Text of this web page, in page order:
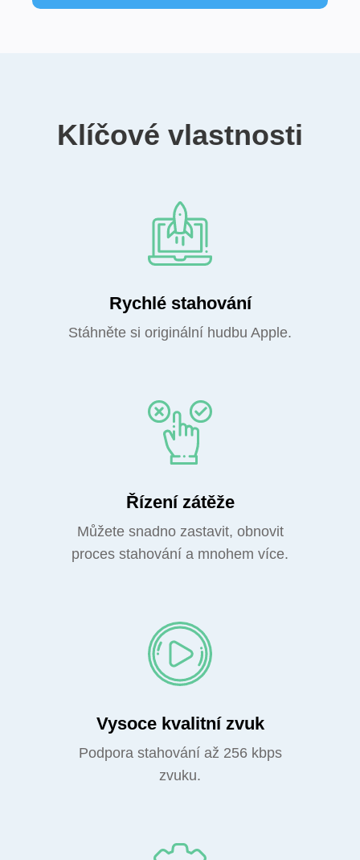
Klíčové vlastnosti
Rychlé stahování
Stáhněte si originální hudbu Apple.
Řízení zátěže
Můžete snadno zastavit, obnovit
proces stahování a mnohem více.
Vysoce kvalitní zvuk
Podpora stahování až 256 kbps
zvuku.